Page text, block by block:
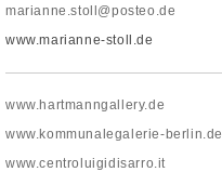
marianne.stoll@posteo.de
www.marianne-stoll.de
www.hartmanngallery.de
www.kommunalegalerie-berlin.de
www.centroluigidisarro.it